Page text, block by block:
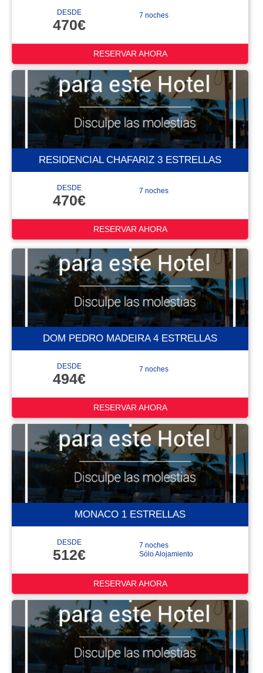
DESDE
470€
7 noches
RESERVAR AHORA
RESIDENCIAL CHAFARIZ 3 ESTRELLAS
DESDE
470€
7 noches
RESERVAR AHORA
DOM PEDRO MADEIRA 4 ESTRELLAS
DESDE
494€
7 noches
RESERVAR AHORA
MONACO 1 ESTRELLAS
DESDE
512€
7 noches
Sólo Alojamiento
RESERVAR AHORA